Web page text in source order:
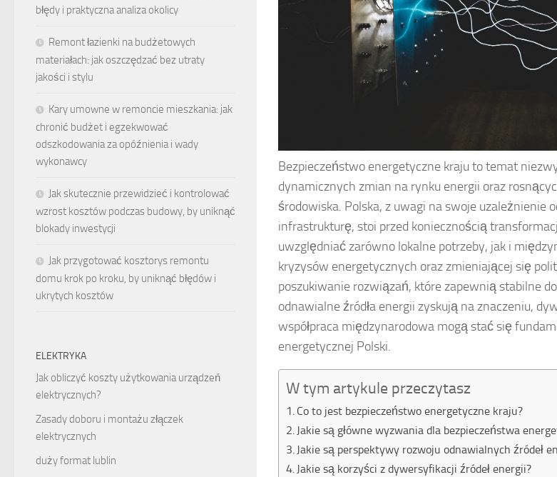
Bezpieczeństwo energetyczne kraju to temat
dynamicznych zmian na rynku energii oraz
środowiska. Polska, z uwagi na swoje uzależnienie
infrastrukturę, stoi przed koniecznością
uwzględniać zarówno lokalne potrzeby, jak i
kryzysów energetycznych oraz zmieniającej się
poszukiwanie rozwiązań, które zapewnią stabilne
odnawialne źródła energii zyskują na znaczeniu,
współpraca międzynarodowa mogą stać się
energetycznej Polski.
W tym artykule przeczytasz
Co to jest bezpieczeństwo energetyczne kraju?
Jakie są główne wyzwania dla bezpieczeństwa
Jakie są perspektywy rozwoju odnawialnych źródeł
Jakie są korzyści z dywersyfikacji źródeł energii?
błędy i praktyczna analiza okolicy
Remont łazienki na budżetowych
materiałach: jak oszczędzać bez utraty
jakości i stylu
Kary umowne w remoncie mieszkania: jak
chronić budżet i egzekwować
odszkodowania za opóźnienia i wady
wykonawcy
Jak skutecznie przewidzieć i kontrolować
wzrost kosztów podczas budowy, by uniknąć
blokady inwestycji
Jak przygotować kosztorys remontu
domu krok po kroku, by uniknąć błędów i
ukrytych kosztów
ELEKTRYKA
Jak obliczyć koszty użytkowania urządzeń
elektrycznych?
Zasady doboru i montażu złączek
elektrycznych
duży format lublin